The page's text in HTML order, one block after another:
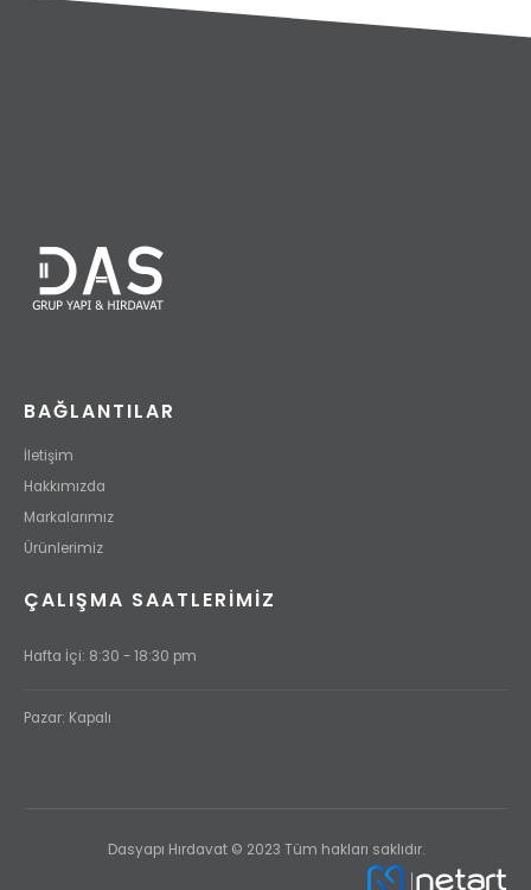
BAĞLANTILAR
İletişim
Hakkımızda
Markalarımız
Ürünlerimiz
ÇALIŞMA SAATLERİMİZ
Hafta İçi: 8:30 - 18:30 pm
Pazar: Kapalı
Dasyapı Hırdavat © 2023 Tüm hakları saklıdır.